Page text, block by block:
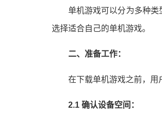
单机游戏可以分为多种
选择适合自己的单机游戏。
二、准备工作：
在下载单机游戏之前，用
2.1 确认设备空间：